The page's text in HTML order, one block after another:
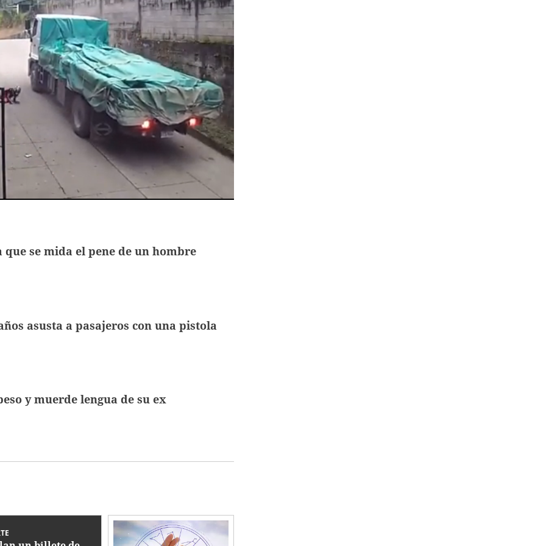
que se mida el pene de un hombre
asusta a pasajeros con una pistola
y muerde lengua de su ex